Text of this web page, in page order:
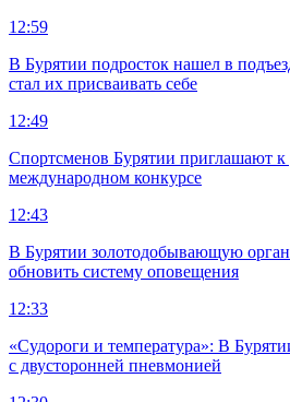
12:59
В Бурятии подросток нашел в
стал их присваивать себе
12:49
Спортсменов Бурятии приглашают к
международном конкурсе
12:43
В Бурятии золотодобывающую
обновить систему оповещения
12:33
«Судороги и температура»: В
с двусторонней пневмонией